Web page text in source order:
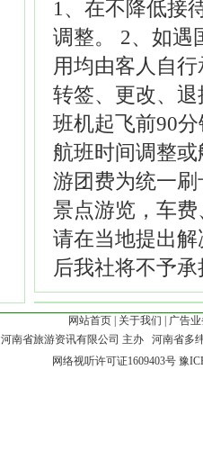
1、在不降低接
调整。 2、如遇
用均由客人自
转签、更改、
班机起飞前90
航班时间调整
游团费为统一
景点游览，车
请在当地提出
后我社将不予
网站首页 关于我们
广告
河南省旅游资讯有限公司 主办 河南省多
网络视听许可证1609403号豫